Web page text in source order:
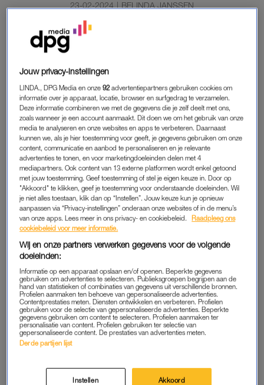
23-02-2024 | BELINDA JANSSEN
Een negentienjarige man uit de gemeente Het Hogeland
heeft bij de politie bekend de zeventienjarige Jet in
Dat zegt zijn advocaat Gert Meijer tegen hetDagblad van het
Noorden.
STEEKPARTIJ IN WINSUM
De man stak woensdagavond de zeventienjarige Jet neer
de A.S. de Blécourtlaan in Winsum. Naar verluidt ontstond een
worsteling bij een speeltuintje vlak bij het huis van het
slachtoffer. Even verderop werd ze op straat gevonden.
Ze overleed later in de ambulance aan haar verwondingen. De
geval veertien dagen langer in voorarrest moet blijven.
Meisje (17) overleden door
steekpartij Winsum, verdachte
van 19 jaar opgepakt
LEES OOK
Jouw privacy-instellingen
LINDA., DPG Media en onze92 advertentiepartners gebruiken cookies om
informatie over je apparaat, locatie, browser en surfgedrag te verzamelen.
Deze informatie combineren we met de gegevens die je zelf deelt met ons,
zoals wanneer je een account aanmaakt. Dit doen we om het gebruik van onze
media te analyseren en onze websites en apps te verbeteren. Daarnaast
kunnen we, als je hier toestemming voor geeft, je gegevens gebruiken om onze
content, communicatie en aanbod te personaliseren en je relevante
advertenties te tonen, en voor marketingdoeleinden delen met 4
mediapartners. Ook content van 13 externe platformen wordt enkel getoond
met jouw toestemming. Geef toestemming of stel je eigen keuze in. Door op
"Akkoord" te klikken, geef je toestemming voor onderstaande doeleinden. Wil
je niet alles toestaan, klik dan op “Instellen”. Jouw keuze kun je opnieuw
aanpassen via “Privacy-instellingen” onderaan onze websites of in de menu’s
van onze apps. Lees meer in ons privacy- en cookiebeleid.
Raadpleeg ons
cookiebeleid voor meer informatie.
Wij en onze partners verwerken gegevens voor de volgende
doeleinden:
Informatie op een apparaat opslaan en/of openen. Beperkte gegevens
gebruiken om advertenties te selecteren. Publieksgroepen begrijpen aan de
hand van statistieken of combinaties van gegevens uit verschillende bronnen.
Profielen aanmaken ten behoeve van gepersonaliseerde advertenties.
Contentprestaties meten. Diensten ontwikkelen en verbeteren. Profielen
gebruiken voor de selectie van gepersonaliseerde advertenties. Beperkte
gegevens gebruiken om content te selecteren. Profielen aanmaken ter
personalisatie van content. Profielen gebruiken ter selectie van
gepersonaliseerde content. De prestaties van advertenties meten.
Derde partijen lijst
Instellen Akkoord